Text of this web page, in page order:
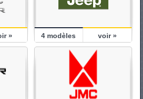
» 4 modèles voir »